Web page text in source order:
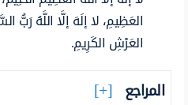
العَظِيمِ، لا إلَهَ إلَّا اللَّهُ رَبُّ
العَرْشِ الكَرِيمِ.
المراجع